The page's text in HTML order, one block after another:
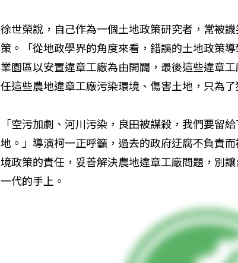
徐世榮說，自己作為一個土地政策研究者，常被
策。「從地政學界的角度來看，錯誤的土地政策
業園區以安置違章工廠為由開闢，最後這些違章
任這些農地違章工廠污染環境、傷害土地，只為
「空污加劇、河川污染，良田被謀殺，我們要留
地。」導演柯一正呼籲，過去的政府迂腐不負責
境政策的責任，妥善解決農地違章工廠問題，別
一代的手上。